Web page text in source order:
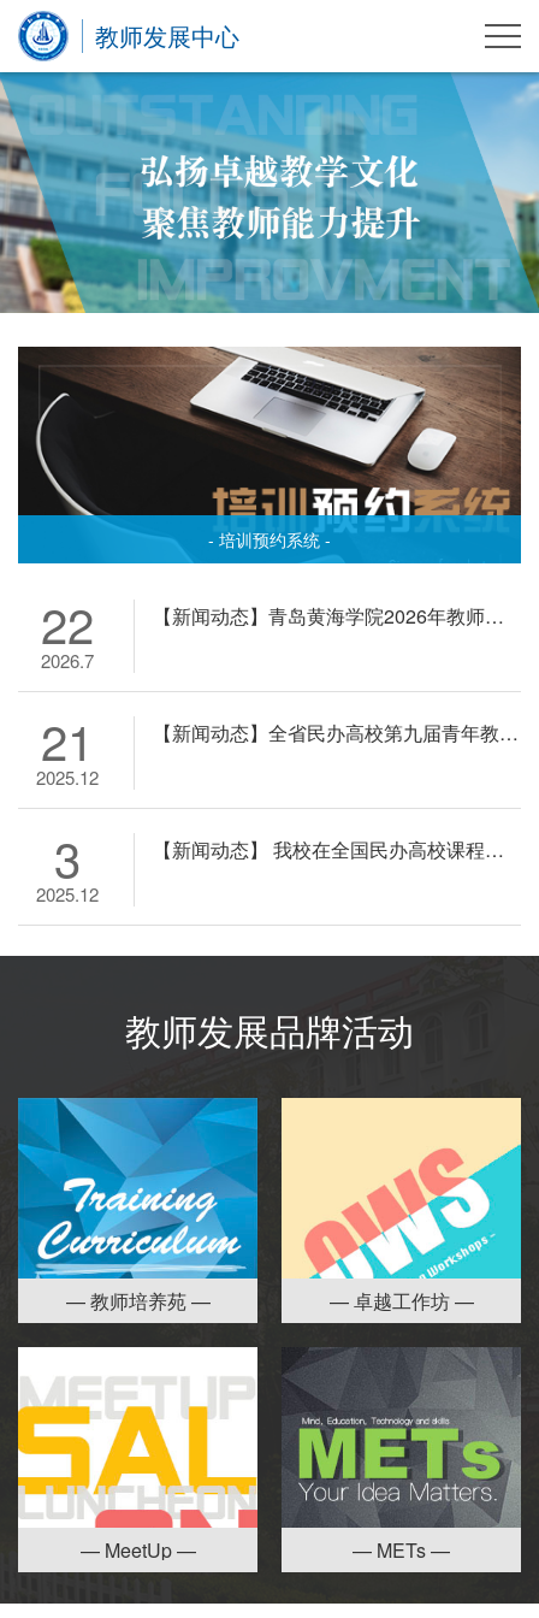
教师发展中心
- 培训预约系统 -
22
2026.7
【新闻动态】青岛黄海学院2026年教师讲课比赛校级决赛顺利举行
21
2025.12
【新闻动态】全省民办高校第九届青年教师教学大赛在青岛黄海学院举行
3
2025.12
【新闻动态】 我校在全国民办高校课程思政微课教学比赛中斩获三项大奖
教师发展品牌活动
— 教师培养苑 — — 卓越工作坊 —
— MeetUp — — METs —